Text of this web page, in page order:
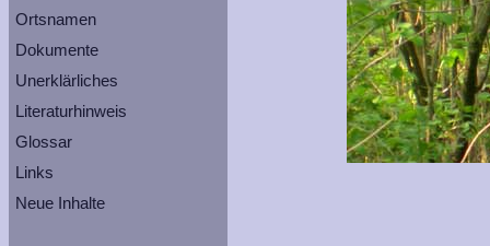
Ortsnamen
Dokumente
Unerklärliches
Literaturhinweis
Glossar
Links
Neue Inhalte